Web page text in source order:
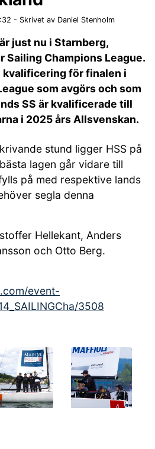
- Skrivet av Daniel Stenholm
just nu i Starnberg,
Sailing Champions League.
kvalificering för finalen i
som avgörs och som
SS är kvalificerade till
i 2025 års Allsvenskan.
stund ligger HSS på
lagen går vidare till
på med respektive lands
segla denna
Hellekant, Anders
och Otto Berg.
event-
3508